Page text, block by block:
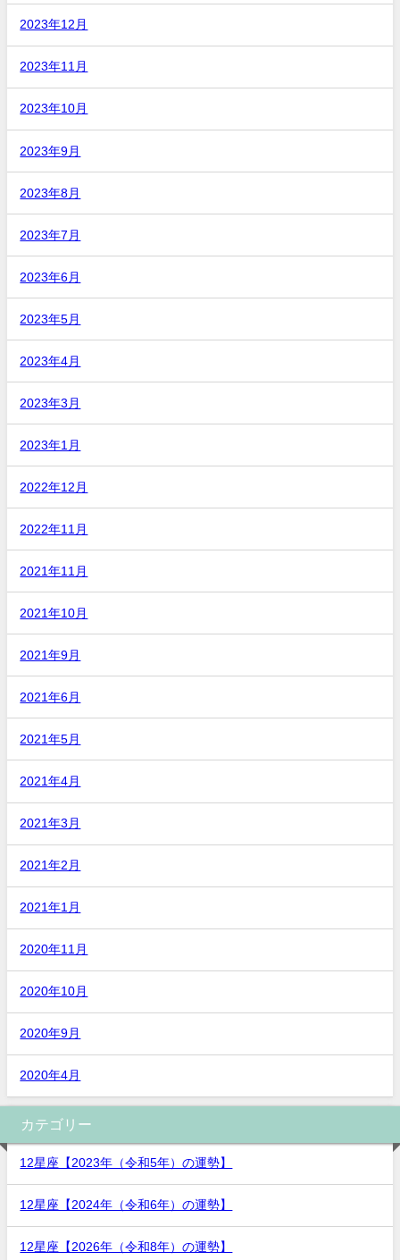
2023年12月
2023年11月
2023年10月
2023年9月
2023年8月
2023年7月
2023年6月
2023年5月
2023年4月
2023年3月
2023年1月
2022年12月
2022年11月
2021年11月
2021年10月
2021年9月
2021年6月
2021年5月
2021年4月
2021年3月
2021年2月
2021年1月
2020年11月
2020年10月
2020年9月
2020年4月
カテゴリー
12星座【2023年（令和5年）の運勢】
12星座【2024年（令和6年）の運勢】
12星座【2026年（令和8年）の運勢】